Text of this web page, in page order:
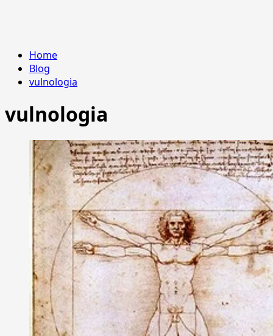
Home
Blog
vulnologia
vulnologia